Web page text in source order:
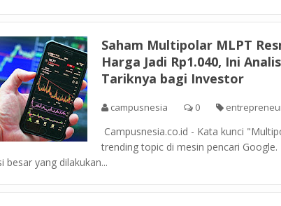
Saham Multipolar MLPT
Harga Jadi Rp1.040, Ini
Tariknya bagi Investor
campusnesia 0
Campusnesia.co.id - Kata kunci
trending topic di mesin pencari Google.
besar yang dilakukan...